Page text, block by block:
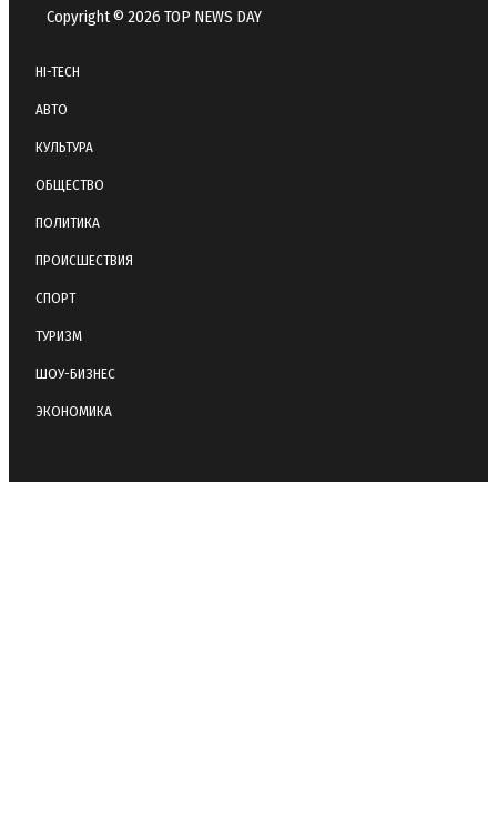
Copyright © 2026 TOP NEWS DAY
HI-TECH
АВТО
КУЛЬТУРА
ОБЩЕСТВО
ПОЛИТИКА
ПРОИСШЕСТВИЯ
СПОРТ
ТУРИЗМ
ШОУ-БИЗНЕС
ЭКОНОМИКА